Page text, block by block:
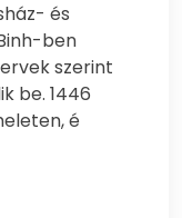
és
ben
szerint
be. 1446
é